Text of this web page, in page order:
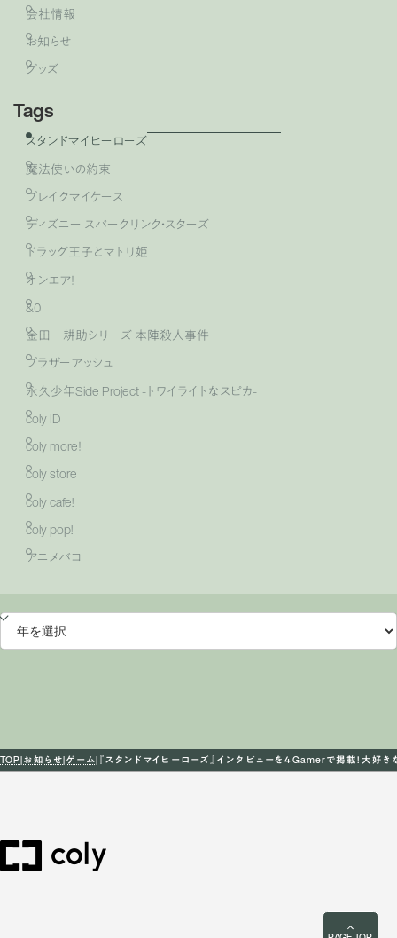
TOP お知らせ ゲーム 『スタンドマイヒーローズ』インタビューを４Gamerで掲載！大好
会社情報
お知らせ
グッズ
Tags
スタンドマイヒーローズ
魔法使いの約束
ブレイクマイケース
ディズニー スパークリンク・スターズ
ドラッグ王子とマトリ姫
オンエア！
&0
金田一耕助シリーズ 本陣殺人事件
ブラザーアッシュ
永久少年Side Project -トワイライトなスピカ-
coly ID
coly more！
coly store
coly cafe!
coly pop!
アニメバコ